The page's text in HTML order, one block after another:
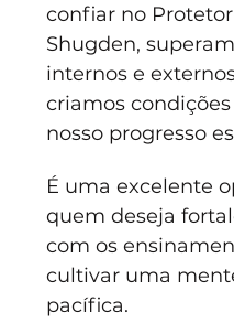
confiar no
Shugden,
internos e
criamos
nosso progresso
É uma excelente
quem deseja
com os
cultivar uma
pacífica.